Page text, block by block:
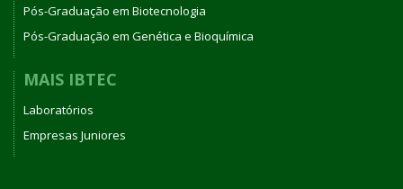
Pós-Graduação em Biotecnologia
Pós-Graduação em Genética e Bioquímica
MAIS IBTEC
Laboratórios
Empresas Juniores